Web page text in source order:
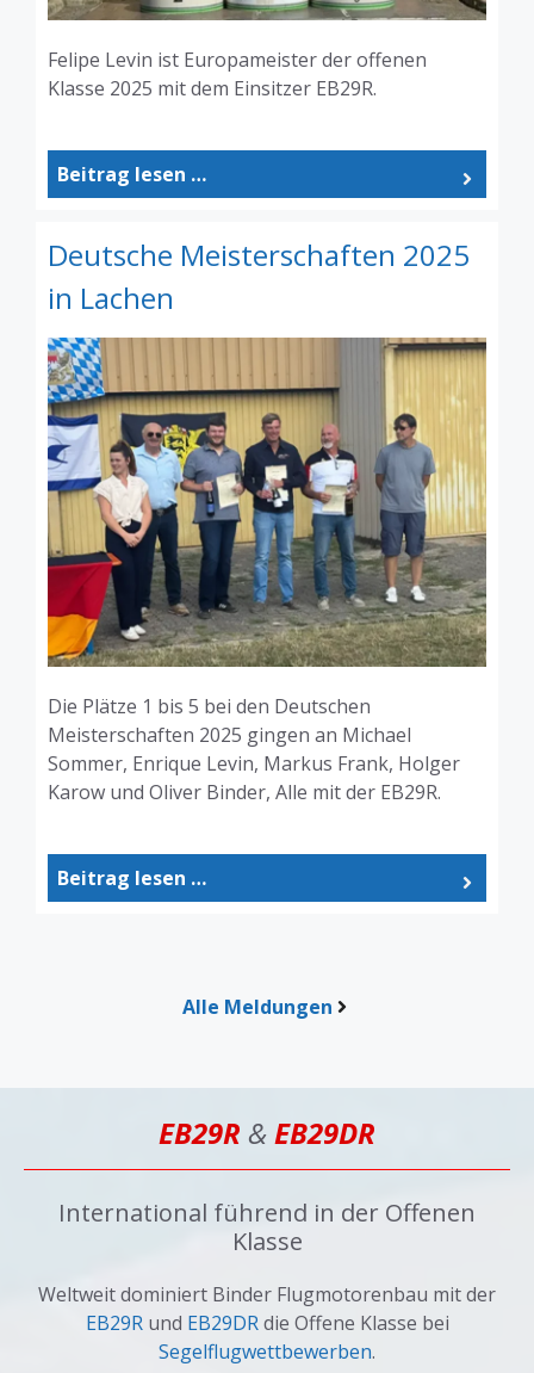
Felipe Levin ist Europameister der offenen
Klasse 2025 mit dem Einsitzer EB29R.
Beitrag lesen …
Deutsche Meisterschaften 2025
in Lachen
Die Plätze 1 bis 5 bei den Deutschen
Meisterschaften 2025 gingen an Michael
Sommer, Enrique Levin, Markus Frank, Holger
Karow und Oliver Binder, Alle mit der EB29R.
Beitrag lesen …
Alle Meldungen
EB29R &EB29DR
International führend in der Offenen
Klasse
Weltweit dominiert Binder Flugmotorenbau mit der
EB29Rund EB29DRdie Offene Klasse bei
Segelflugwettbewerben.